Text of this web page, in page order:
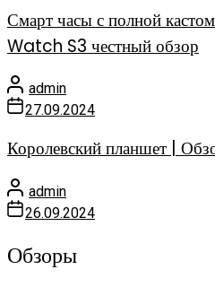
Смарт часы с полной
Watch S3 честный обзор
admin
27.09.2024
Королевский планшет |
admin
26.09.2024
Обзоры